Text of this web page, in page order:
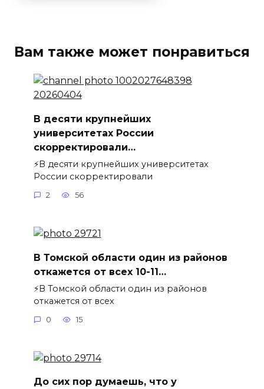
Вам также может понравиться
В десяти крупнейших
университетах России
скорректировали…
⚡️В десяти крупнейших университетах
России скорректировали
2 56
В Томской области один из районов
откажется от всех 10-11…
⚡️В Томской области один из районов
откажется от всех
0 15
До сих пор думаешь, что у